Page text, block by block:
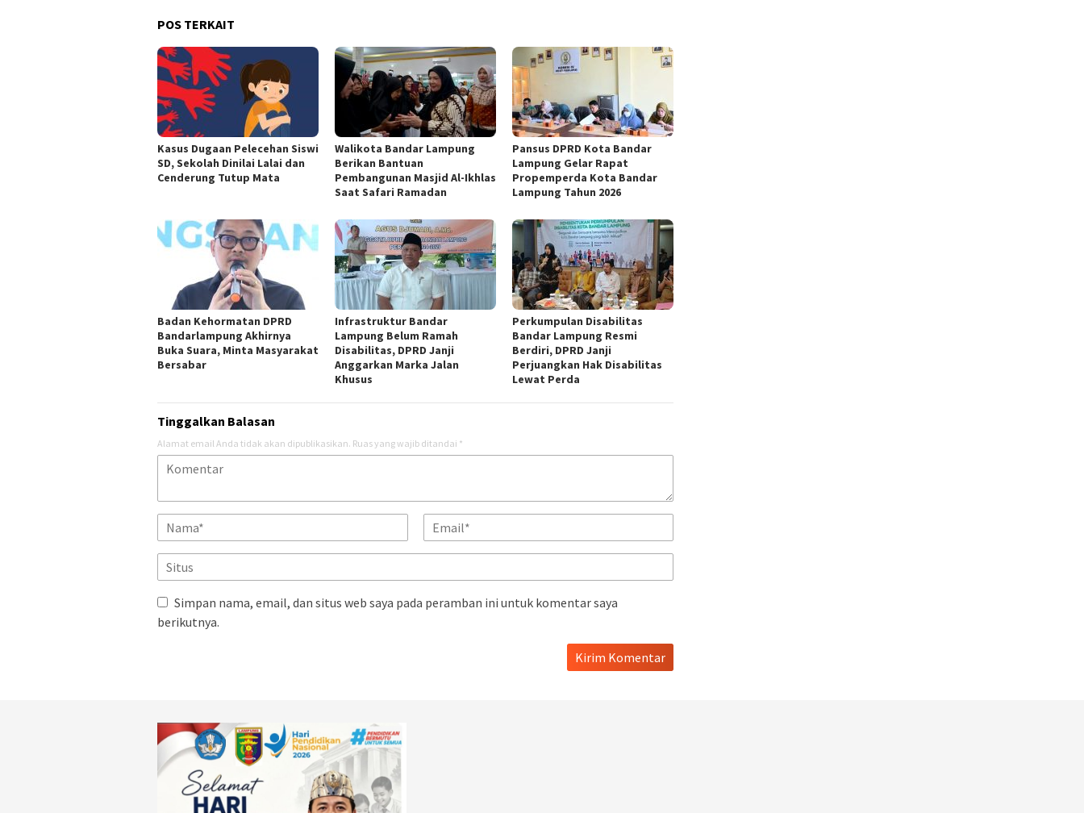
POS TERKAIT
Kasus Dugaan Pelecehan Siswi
SD, Sekolah Dinilai Lalai dan
Cenderung Tutup Mata
Walikota Bandar Lampung
Berikan Bantuan
Pembangunan Masjid Al-Ikhlas
Saat Safari Ramadan
Pansus DPRD Kota Bandar
Lampung Gelar Rapat
Propemperda Kota Bandar
Lampung Tahun 2026
Badan Kehormatan DPRD
Bandarlampung Akhirnya
Buka Suara, Minta Masyarakat
Bersabar
Infrastruktur Bandar
Lampung Belum Ramah
Disabilitas, DPRD Janji
Anggarkan Marka Jalan
Khusus
Perkumpulan Disabilitas
Bandar Lampung Resmi
Berdiri, DPRD Janji
Perjuangkan Hak Disabilitas
Lewat Perda
Tinggalkan Balasan
Alamat email Anda tidak akan dipublikasikan. Ruas yang wajib ditandai *
Simpan nama, email, dan situs web saya pada peramban ini untuk komentar saya
berikutnya.